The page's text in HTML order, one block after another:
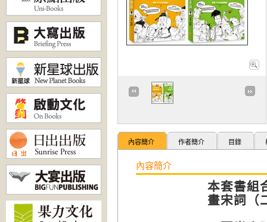
內容簡介 作者簡介 目錄
內容簡介
本套書組
畫宋詞（